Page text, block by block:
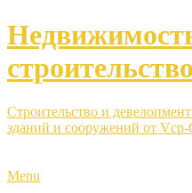
строительство
Строительство и
зданий и сооружений от Vcp-
Menu